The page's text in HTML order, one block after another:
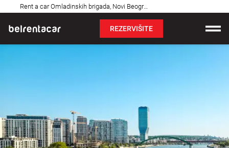
Rent a car Omladinskih brigada, Novi Beograd: Bel✓
pitanja
REZERVIŠITE
O nama